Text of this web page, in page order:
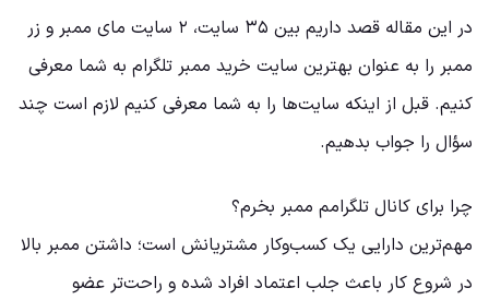
در این مقاله قصد داریم بین ۳۵ سایت، ۲ سایت مای ممبر و زر
ممبر را به عنوان بهترین سایت خرید ممبر تلگرام به شما معرفی
کنیم. قبل از اینکه سایت‌ها را به شما معرفی کنیم لازم است چند
سؤال را جواب بدهیم.
چرا برای کانال تلگرامم ممبر بخرم؟
مهم‌ترین دارایی یک کسب‌وکار مشتریانش است؛ داشتن ممبر بالا
در شروع کار باعث جلب اعتماد افراد شده و راحت‌تر عضو